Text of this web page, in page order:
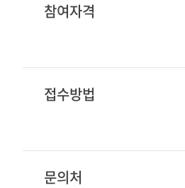
참여자격
접수방법
문의처